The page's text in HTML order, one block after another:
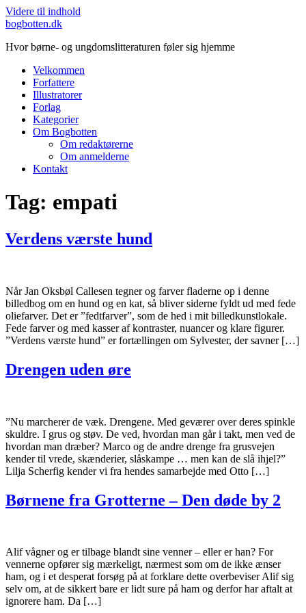
Videre til indhold
bogbotten.dk
Hvor børne- og ungdomslitteraturen føler sig hjemme
Velkommen
Forfattere
Illustratorer
Forlag
Kategorier
Om Bogbotten
Om redaktørerne
Om anmelderne
Kontakt
Tag: empati
Verdens værste hund
Når Jan Oksbøl Callesen tegner og farver fladerne op i denne
billedbog om en hund og en kat, så bliver siderne fyldt ud med fede
oliefarver. Det er ”fedtfarver”, som de hed i mit billedkunstlokale.
Fede farver og med kasser af kontraster, nuancer og klare figurer.
”Verdens værste hund” er fortællingen om Sylvester, der savner […]
Drengen uden øre
”Nu marcherer de væk. Drengene. Med geværer over deres spinkle
skuldre. I grus og støv. De ved, hvordan man går i takt, men ved de
hvordan man dræber? Marco og de andre drenge fra grusvejen
kender til vrede, skænderier, slåskampe … men kan de slå ihjel?”
Lilja Scherfig kender vi fra hendes samarbejde med Otto […]
Børnene fra Grotterne – Den døde by 2
Alif vågner og er tilbage blandt sine venner – eller er han? For
vennerne opfører sig mærkeligt, nærmest som om de ikke ænser
ham, og i et desperat forsøg på at forklare dette overbeviser Alif sig
selv om, at de sikkert bare er lidt sure på ham og derfor har aftalt at
ignorere ham. Da […]